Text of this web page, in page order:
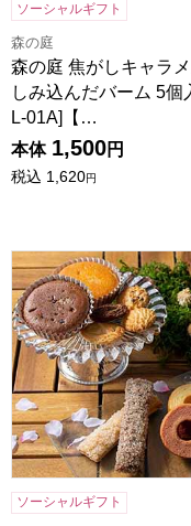
ソーシャルギフト
森の庭
森の庭 焦がしキャラ
しみ込んだバーム 5個
L-01A]【…
本体 1,500円
税込 1,620円
森の庭 焼き菓子アソ
ソーシャルギフト